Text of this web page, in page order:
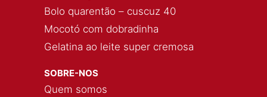
Bolo quarentão – cuscuz 40
Mocotó com dobradinha
Gelatina ao leite super cremosa
SOBRE-NOS
Quem somos